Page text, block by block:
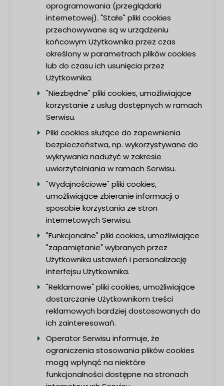
oprogramowania (przeglądarki
internetowej). "Stałe" pliki cookies
przechowywane są w urządzeniu
końcowym Użytkownika przez czas
określony w parametrach plików cookies
lub do czasu ich usunięcia przez
Użytkownika.
"Niezbędne" pliki cookies, umożliwiające
korzystanie z usług dostępnych w ramach
Serwisu.
Pliki cookies służące do zapewnienia
bezpieczeństwa, np. wykorzystywane do
wykrywania nadużyć w zakresie
uwierzytelniania w ramach Serwisu.
"Wydajnościowe" pliki cookies,
umożliwiające zbieranie informacji o
sposobie korzystania ze stron
internetowych Serwisu.
"Funkcjonalne" pliki cookies, umożliwiające
"zapamiętanie" wybranych przez
Użytkownika ustawień i personalizację
interfejsu Użytkownika.
"Reklamowe" pliki cookies, umożliwiające
dostarczanie Użytkownikom treści
reklamowych bardziej dostosowanych do
ich zainteresowań.
Operator Serwisu informuje, że
ograniczenia stosowania plików cookies
mogą wpłynąć na niektóre
funkcjonalności dostępne na stronach